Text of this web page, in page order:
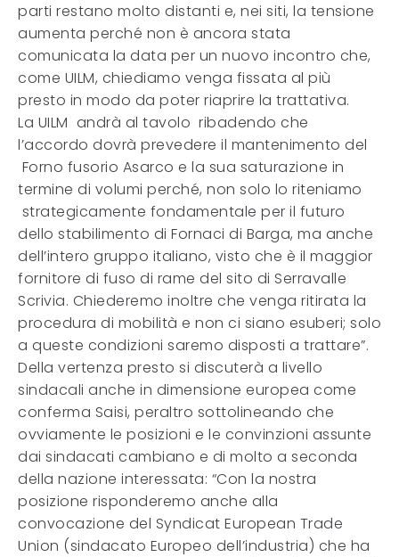
parti restano molto distanti e, nei siti, la tensione
aumenta perché non è ancora stata
comunicata la data per un nuovo incontro che,
come UILM, chiediamo venga fissata al più
presto in modo da poter riaprire la trattativa.
La UILM andrà al tavolo ribadendo che
l’accordo dovrà prevedere il mantenimento del
Forno fusorio Asarco e la sua saturazione in
termine di volumi perché, non solo lo riteniamo
strategicamente fondamentale per il futuro
dello stabilimento di Fornaci di Barga, ma anche
dell’intero gruppo italiano, visto che è il maggior
fornitore di fuso di rame del sito di Serravalle
Scrivia. Chiederemo inoltre che venga ritirata la
procedura di mobilità e non ci siano esuberi; solo
a queste condizioni saremo disposti a trattare”.
Della vertenza presto si discuterà a livello
sindacali anche in dimensione europea come
conferma Saisi, peraltro sottolineando che
ovviamente le posizioni e le convinzioni assunte
dai sindacati cambiano e di molto a seconda
della nazione interessata: “Con la nostra
posizione risponderemo anche alla
convocazione del Syndicat European Trade
Union (sindacato Europeo dell’industria) che ha